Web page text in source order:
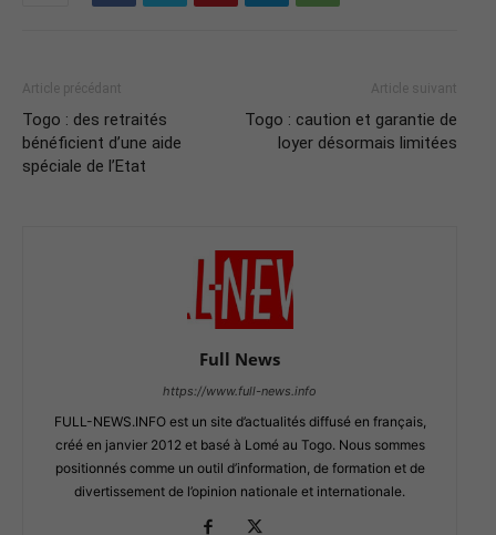
Article précédant
Togo : des retraités
bénéficient d’une aide
spéciale de l’Etat
Article suivant
Togo : caution et garantie de
loyer désormais limitées
Full News
https://www.full-news.info
FULL-NEWS.INFO est un site d’actualités diffusé en français,
créé en janvier 2012 et basé à Lomé au Togo. Nous sommes
positionnés comme un outil d’information, de formation et de
divertissement de l’opinion nationale et internationale.